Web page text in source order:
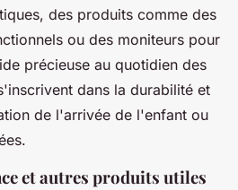
des produits comme des
ou des moniteurs pour
précieuse au quotidien des
dans la durabilité et
de l'arrivée de l'enfant ou
et autres produits utiles